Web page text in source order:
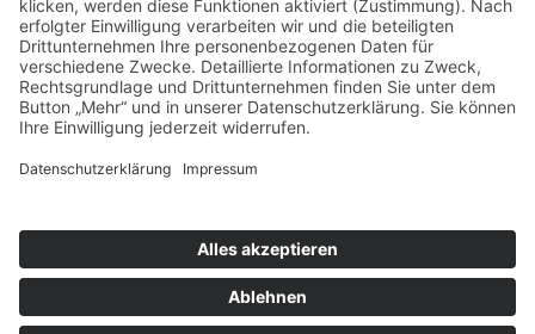
CSS
HTML
Wordpress
Project Url: View Project